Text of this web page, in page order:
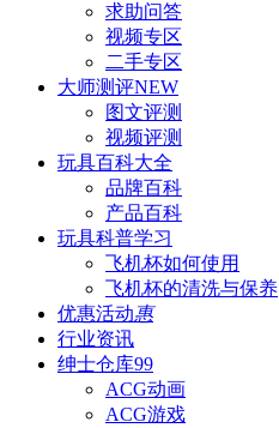
求助问答
视频专区
二手专区
大师测评NEW
图文评测
视频评测
玩具百科大全
品牌百科
产品百科
玩具科普学习
飞机杯如何使用
飞机杯的清洗与保养
优惠活动惠
行业资讯
绅士仓库99
ACG动画
ACG游戏